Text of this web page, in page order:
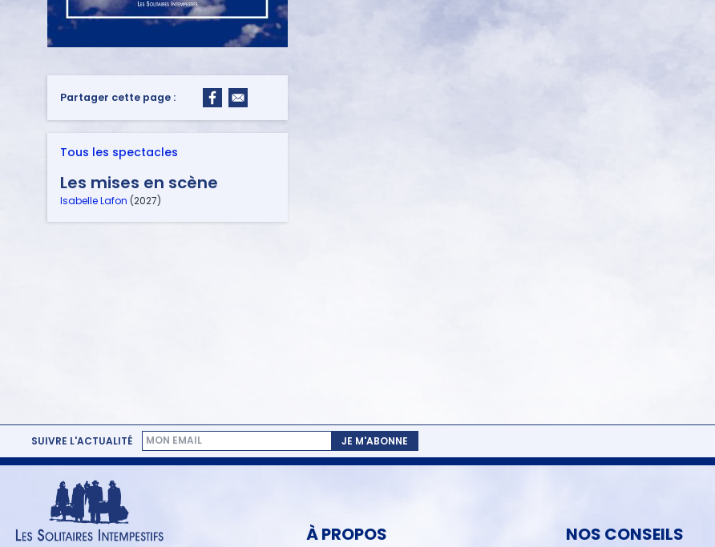
Partager cette page :
Tous les spectacles
Les mises en scène
Isabelle Lafon (2027)
SUIVRE L'ACTUALITÉ JE M'ABONNE
À PROPOS NOS CONSEILS